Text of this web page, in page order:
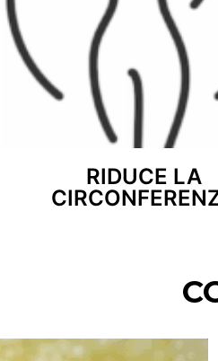
RIDUCE LA